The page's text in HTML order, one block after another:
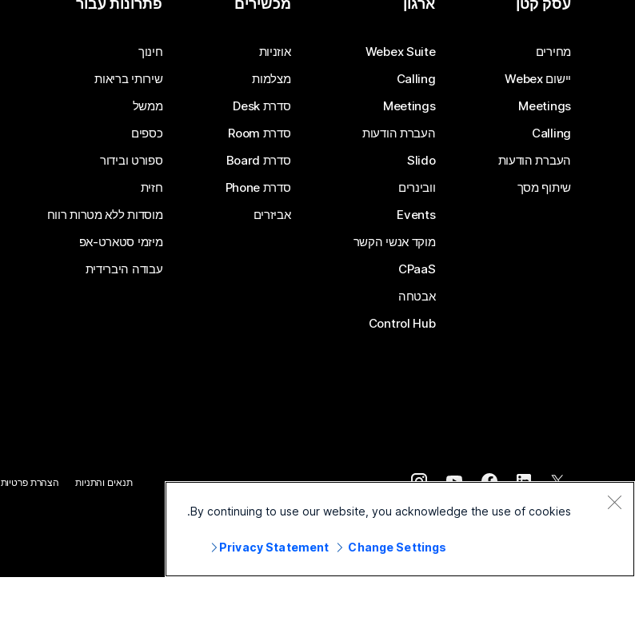
מחירים
יישום Webex
Meetings
Calling
העברת הודעות
שיתוף מסך
Webex Suite
Calling
Meetings
העברת הודעות
Slido
וובינרים
Events
מוקד אנשי הקשר
CPaaS
אבטחה
Control Hub
אוזניות
מצלמות
סדרת Desk
סדרת Room
סדרת Board
סדרת Phone
אביזרים
חינוך
שירותי בריאות
ממשל
כספים
ספורט ובידור
חזית
מוסדות ללא מטרות רווח
מיזמי סטארט-אפ
עבודה היברידית
2026Cisco ו/או החברות המשויכות לה. כל הזכויות שמורות.
תנאים והתניות הצהרת פרטיות
By continuing to use our website, you acknowledge the use of cookies.
Privacy Statement Change Settings